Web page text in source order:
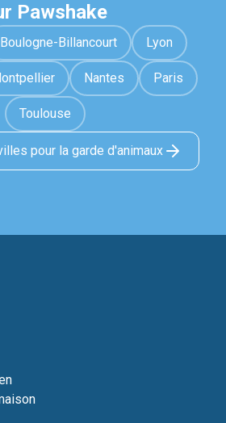
Pawshake
Boulogne-Billancourt Lyon
Nantes Paris
Toulouse
pour la garde d'animaux